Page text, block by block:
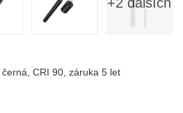
+2 dalších
CRI 90, záruka 5 let